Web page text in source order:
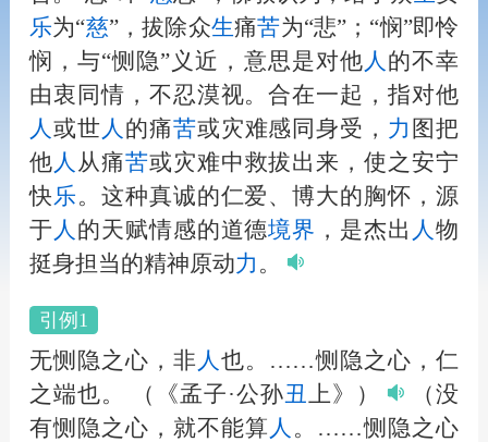
乐为“慈”，拔除众生痛苦为“悲”；“悯”即怜
悯，与“恻隐”义近，意思是对他 人 的不幸
由衷同情，不忍漠视。合在一起，指对他
人 或世 人 的痛苦或灾难感同身受， 力 图把
他 人 从痛苦或灾难中救拔出来，使之安宁
快乐。这种真诚的仁爱、博大的胸怀，源
于 人 的天赋情感的道德境界 ，是杰出 人物
挺身担当的精神原动力 。
引例1
无恻隐之心，非 人也。……恻隐之心，仁
之端也。
（《孟子·公孙丑 上》）
（没
有恻隐之心，就不能算 人 。……恻隐之心